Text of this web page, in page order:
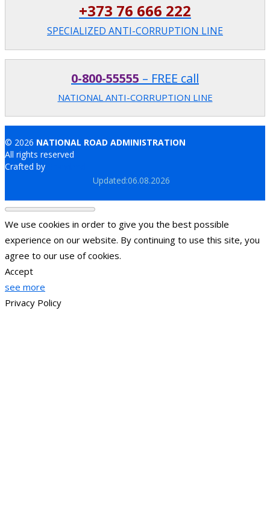
+373 76 666 222
SPECIALIZED ANTI-CORRUPTION LINE
0-800-55555 – FREE call
NATIONAL ANTI-CORRUPTION LINE
© 2026 NATIONAL ROAD ADMINISTRATION
All rights reserved
Crafted by
Updated:06.08.2026
We use cookies in order to give you the best possible
experience on our website. By continuing to use this site, you
agree to our use of cookies.
Accept
see more
Privacy Policy